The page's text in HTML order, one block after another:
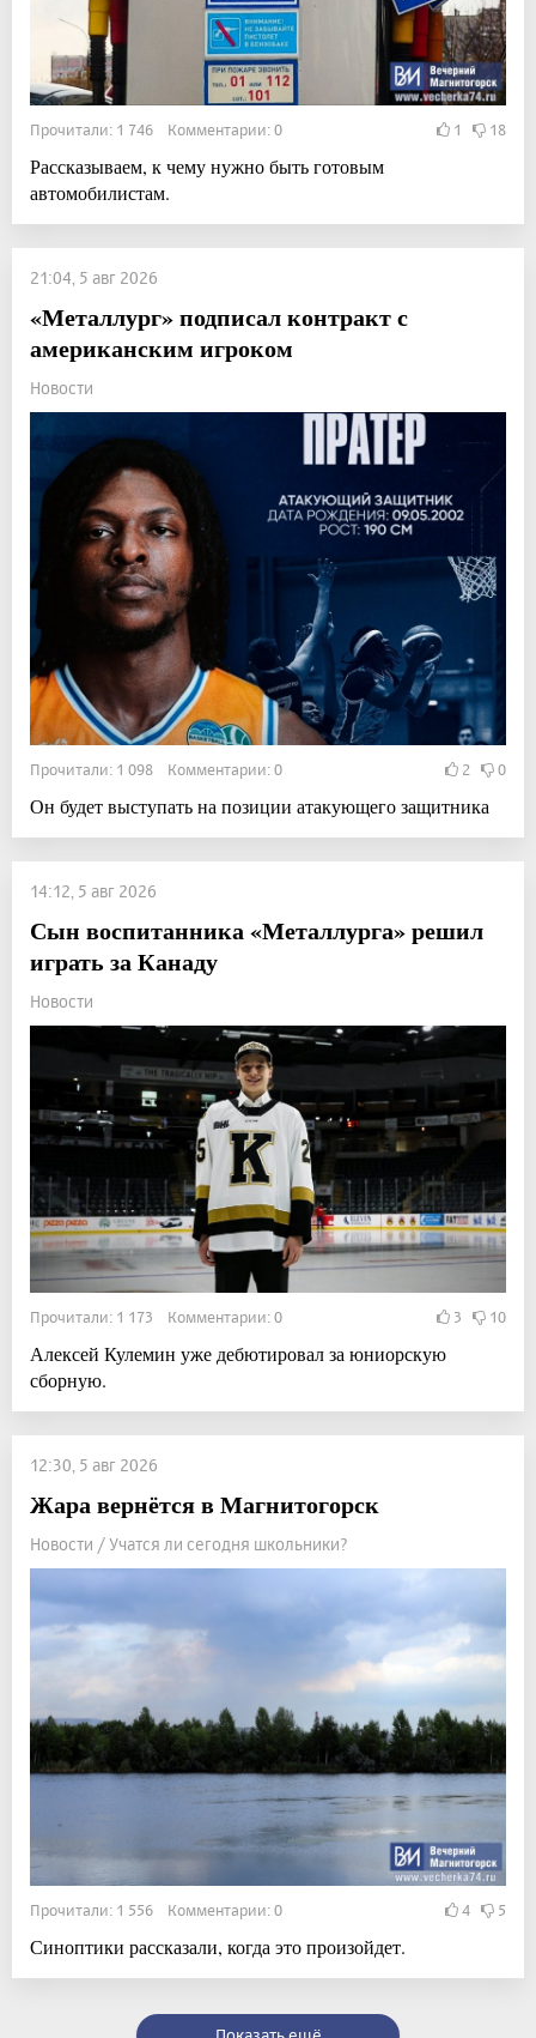
Прочитали: 1 746 Комментарии: 0 1 18
Рассказываем, к чему нужно быть готовым
автомобилистам.
21:04, 5 авг 2026
«Металлург» подписал контракт с
американским игроком
Новости
Прочитали: 1 098 Комментарии: 0 2 0
Он будет выступать на позиции атакующего защитника
14:12, 5 авг 2026
Сын воспитанника «Металлурга» решил
играть за Канаду
Новости
Прочитали: 1 173 Комментарии: 0 3 10
Алексей Кулемин уже дебютировал за юниорскую
сборную.
12:30, 5 авг 2026
Жара вернётся в Магнитогорск
Новости / Учатся ли сегодня школьники?
Прочитали: 1 556 Комментарии: 0 4 5
Синоптики рассказали, когда это произойдет.